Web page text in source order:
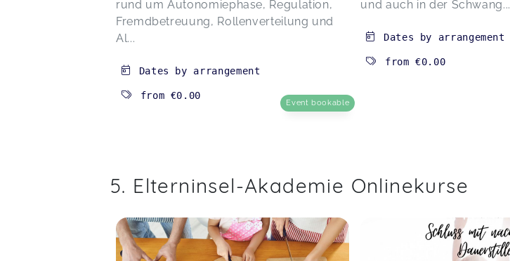
rund um Autonomiephase, Regulation,
Fremdbetreuung, Rollenverteilung und
Al...
Dates by arrangement
from €0.00
Event bookable
und auch in der Schwang...
Dates by arrangement
from€0.00
5. Elterninsel-Akademie Onlinekurse